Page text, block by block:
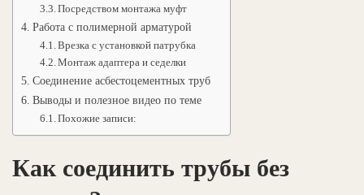
Посредством монтажа муфт
Работа с полимерной арматурой
Врезка с установкой патрубка
Монтаж адаптера и седелки
Соединение асбестоцементных труб
Выводы и полезное видео по теме
Похожие записи:
Как соединить трубы без